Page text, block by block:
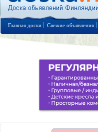
Главная доски Свежие объявления